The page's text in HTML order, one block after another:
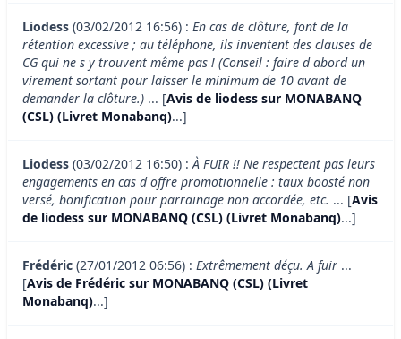
Liodess (03/02/2012 16:56) : En cas de clôture, font de la
rétention excessive ; au téléphone, ils inventent des clauses de
CG qui ne s y trouvent même pas ! (Conseil : faire d abord un
virement sortant pour laisser le minimum de 10 avant de
demander la clôture.) ... [Avis de liodess sur MONABANQ
(CSL) (Livret Monabanq)...]
Liodess (03/02/2012 16:50) :À FUIR !! Ne respectent pas leurs
engagements en cas d offre promotionnelle : taux boosté non
versé, bonification pour parrainage non accordée, etc. ... [Avis
de liodess sur MONABANQ (CSL) (Livret Monabanq)...]
Frédéric (27/01/2012 06:56) : Extrêmement déçu. A fuir ...
[Avis de Frédéric sur MONABANQ (CSL) (Livret
Monabanq)...]